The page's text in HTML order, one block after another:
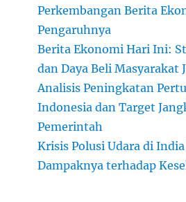
Perkembangan Berita
Pengaruhnya
Berita Ekonomi Hari Ini:
dan Daya Beli Masyarakat
Analisis Peningkatan
Indonesia dan Target
Pemerintah
Krisis Polusi Udara di
Dampaknya terhadap